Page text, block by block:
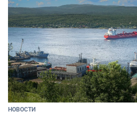
НОВОСТИ